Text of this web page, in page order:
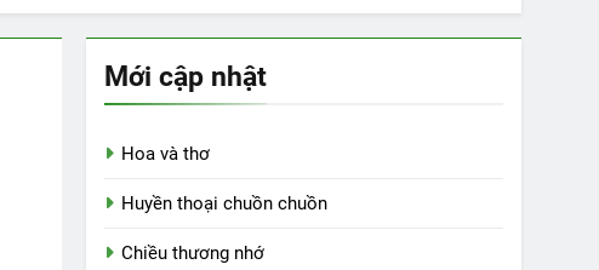
Mới cập nhật
Hoa và thơ
Huyền thoại chuồn chuồn
Chiều thương nhớ